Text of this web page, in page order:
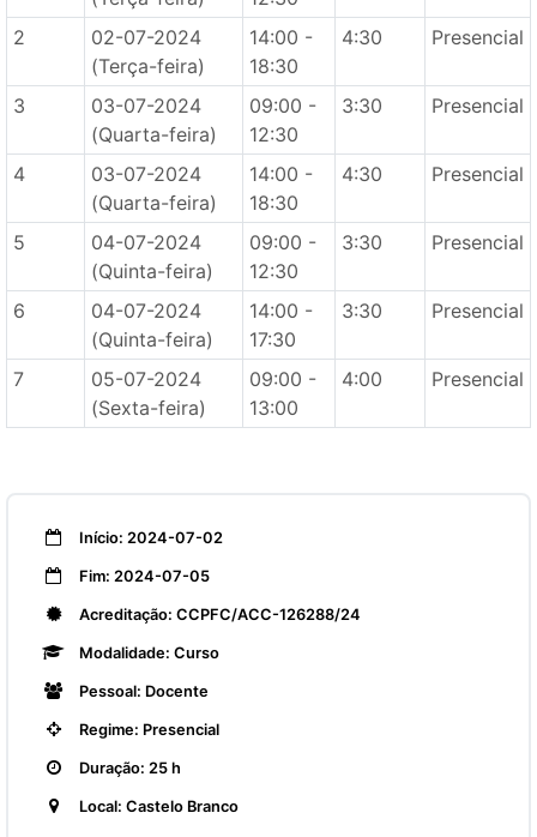
2
02-07-2024
(Terça-feira)
14:00 -
18:30
4:30 Presencial
3
03-07-2024
(Quarta-feira)
09:00 -
12:30
3:30 Presencial
4
03-07-2024
(Quarta-feira)
14:00 -
18:30
4:30 Presencial
5
04-07-2024
(Quinta-feira)
09:00 -
12:30
3:30 Presencial
6
04-07-2024
(Quinta-feira)
14:00 -
17:30
3:30 Presencial
7
05-07-2024
(Sexta-feira)
09:00 -
13:00
4:00 Presencial
Início: 2024-07-02
Fim: 2024-07-05
Acreditação: CCPFC/ACC-126288/24
Modalidade: Curso
Pessoal: Docente
Regime: Presencial
Duração: 25 h
Local: Castelo Branco